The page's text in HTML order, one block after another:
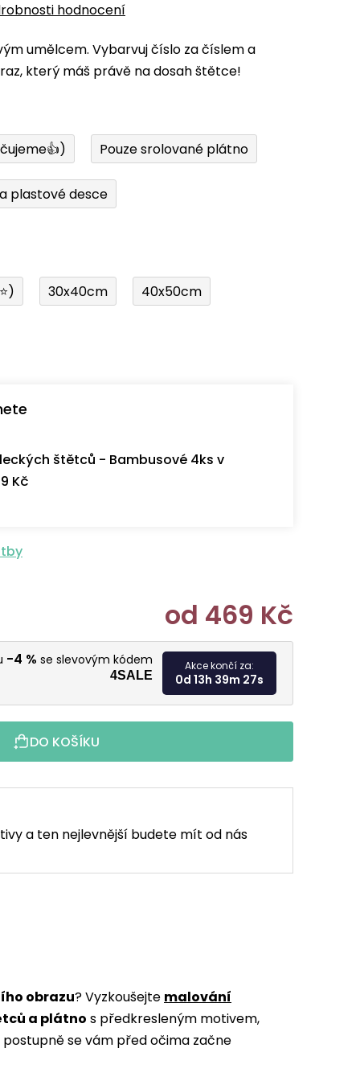
hodnocení
umělcem. Vybarvuj číslo za číslem a
který máš právě na dosah štětce!
Pouze srolované plátno
plastové desce
30x40cm 40x50cm
štětců - Bambusové 4ks v
Kč
od 469 Kč
Měrná
-4 % se slevovým kódem
4SALE
Akce končí za:
0d 13h 39m 26s
DO KOŠÍKU
a ten nejlevnější budete mít od nás
obrazu? Vyzkoušejte malování
a plátno s předkresleným motivem,
se vám před očima začne